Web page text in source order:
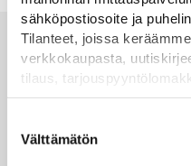
sähköpostiosoite ja
Tilanteet, joissa
verkkokaupasta,
tilaus,
yhteydenottolomakkeen
pyydetään erillinen
markkinoinnissa.
valinta
Välttämätön
Alan